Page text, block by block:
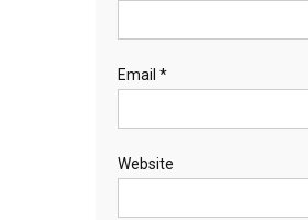
Email *
Website